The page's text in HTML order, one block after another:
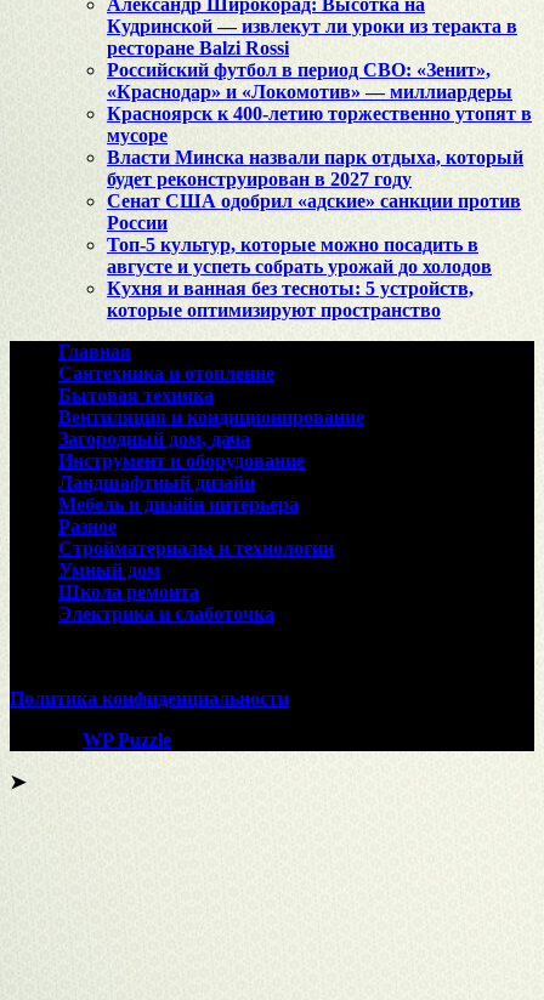
Кудринской — извлекут ли уроки из теракта в
ресторане Balzi Rossi
Российский футбол в период СВО: «Зенит»,
«Краснодар» и «Локомотив» — миллиардеры
Красноярск к 400-летию торжественно утопят в
мусоре
Власти Минска назвали парк отдыха, который
будет реконструирован в 2027 году
Сенат США одобрил «адские» санкции против
России
Топ-5 культур, которые можно посадить в
августе и успеть собрать урожай до холодов
Кухня и ванная без тесноты: 5 устройств,
которые оптимизируют пространство
Главная
Сантехника и отопление
Бытовая техника
Вентиляция и кондиционирование
Загородный дом, дача
Инструмент и оборудование
Ландшафтный дизайн
Мебель и дизайн интерьера
Разное
Стройматериалы и технологии
Умный дом
Школа ремонта
Электрика и слаботочка
Политика конфиденциальности
WP Puzzle
➤